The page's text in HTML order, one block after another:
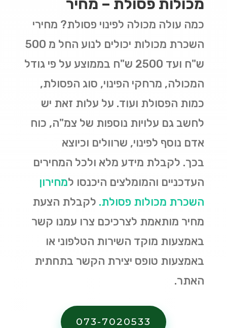
מכולות פסולת – מחיר
כמה עולה מכולה לפינוי פסולת? מחירי
השכרת מכולות יכולים לנוע החל מ 500
ש"ח ועד 2500 ש"ח בממוצע על פי גודל
המכולה, מרחקי הפינוי, סוג הפסולת,
כמות הפסולת ועוד. על עלות זאת יש
לחשב גם עלויות נוספות של צמ"ה, כוח
אדם נוסף לפינוי, שרוולים וכיוצא
בכך. לקבלת מידע מלא ולכל המחירים
העדכניים והמומלצים היכנסו למחירון
השכרת מכולות פסולת. לקבלת הצעת
מחיר מותאמת לצרכיכם צרו עמנו קשר
באמצעות מוקד השירות הטלפוני או
באמצעות טופס יצירת הקשר בתחתית
האתר.
073-7020533